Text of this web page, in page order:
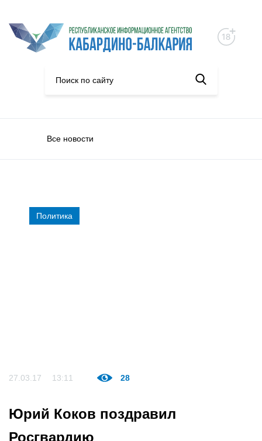
Все новости
Политика
27.03.17 13:11 28
Юрий Коков поздравил
Росгвардию